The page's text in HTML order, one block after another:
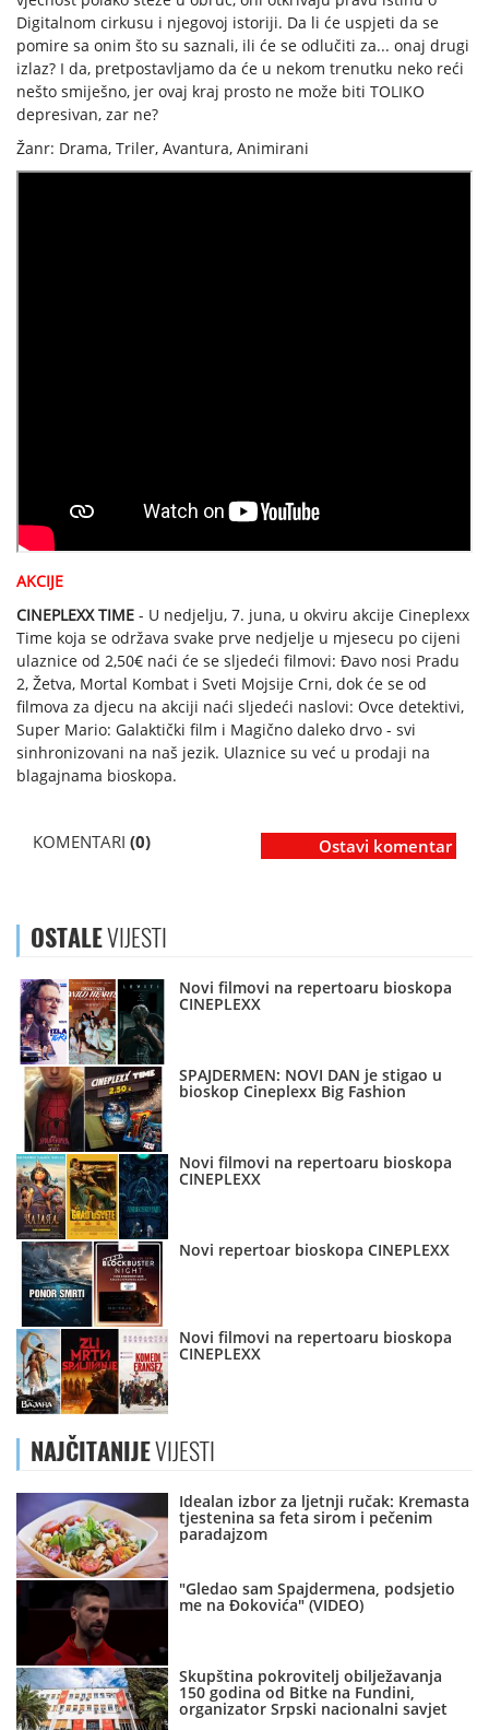
Digitalnom cirkusu i njegovoj istoriji. Da li će uspjeti da se
pomire sa onim što su saznali, ili će se odlučiti za... onaj drugi
izlaz? I da, pretpostavljamo da će u nekom trenutku neko reći
nešto smiješno, jer ovaj kraj prosto ne može biti TOLIKO
depresivan, zar ne?
Žanr: Drama, Triler, Avantura, Animirani
AKCIJE
CINEPLEXX TIME - U nedjelju, 7. juna, u okviru akcije Cineplexx
Time koja se održava svake prve nedjelje u mjesecu po cijeni
ulaznice od 2,50€ naći će se sljedeći filmovi: Đavo nosi Pradu
2, Žetva, Mortal Kombat i Sveti Mojsije Crni, dok će se od
filmova za djecu na akciji naći sljedeći naslovi: Ovce detektivi,
Super Mario: Galaktički film i Magično daleko drvo - svi
sinhronizovani na naš jezik. Ulaznice su već u prodaji na
blagajnama bioskopa.
KOMENTARI (0) Ostavi komentar
OSTALEVIJESTI
Novi filmovi na repertoaru bioskopa
CINEPLEXX
SPAJDERMEN: NOVI DAN je stigao u
bioskop Cineplexx Big Fashion
Novi filmovi na repertoaru bioskopa
CINEPLEXX
Novi repertoar bioskopa CINEPLEXX
Novi filmovi na repertoaru bioskopa
CINEPLEXX
NAJČITANIJEVIJESTI
Idealan izbor za ljetnji ručak: Kremasta
tjestenina sa feta sirom i pečenim
paradajzom
"Gledao sam Spajdermena, podsjetio
me na Đokovića" (VIDEO)
Skupština pokrovitelj obilježavanja
150 godina od Bitke na Fundini,
organizator Srpski nacionalni savjet